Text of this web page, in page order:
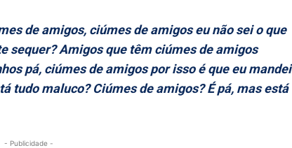
de amigos, ciúmes de amigos eu não sei o que
sequer? Amigos que têm ciúmes de amigos
pá, ciúmes de amigos por isso é que eu mandei
tudo maluco? Ciúmes de amigos? É pá, mas está
- Publicidade -